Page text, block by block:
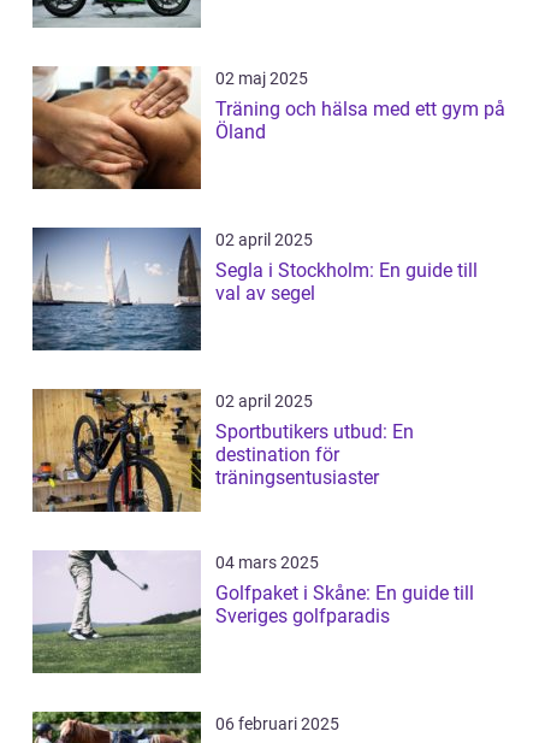
02 maj 2025
Träning och hälsa med ett gym på
Öland
02 april 2025
Segla i Stockholm: En guide till
val av segel
02 april 2025
Sportbutikers utbud: En
destination för
träningsentusiaster
04 mars 2025
Golfpaket i Skåne: En guide till
Sveriges golfparadis
06 februari 2025